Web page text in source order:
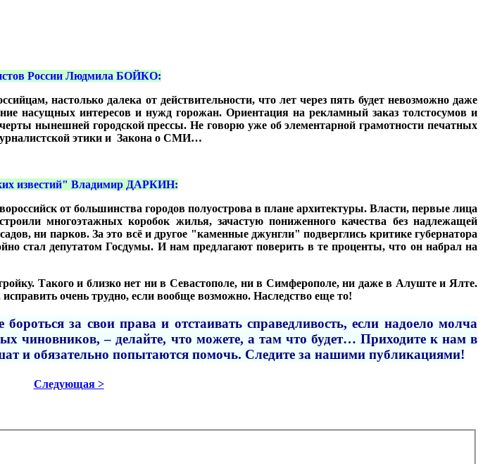
России Людмила БОЙКО:
настолько далека от действительности, что лет через пять будет невозможно даже
насущных интересов и нужд горожан. Ориентация на рекламный заказ толстосумов и
нынешней городской прессы. Не говорю уже об элементарной грамотности печатных
этики и Закона о СМИ…
известий" Владимир ДАРКИН:
от большинства городов полуострова в плане архитектуры. Власти, первые лица
многоэтажных коробок жилья, зачастую пониженного качества без надлежащей
ни парков. За это всё и другое "каменные джунгли" подверглись критике губернатора
стал депутатом Госдумы. И нам предлагают поверить в те проценты, что он набрал на
Такого и близко нет ни в Севастополе, ни в Симферополе, ни даже в Алуште и Ялте.
очень трудно, если вообще возможно. Наследство еще то!
за свои права и отстаивать справедливость, если надоело молча
чиновников, – делайте, что можете, а там что будет… Приходите к нам в
и обязательно попытаются помочь. Следите за нашими публикациями!
Следующая >